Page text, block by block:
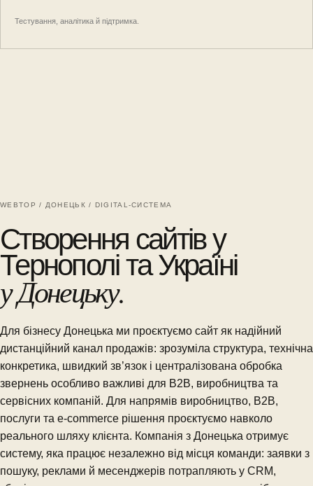
Тестування, аналітика й підтримка.
WEBTOP / ДОНЕЦЬК / DIGITAL-СИСТЕМА
Створення сайтів у
Тернополі та Україні
у Донецьку.
Для бізнесу Донецька ми проєктуємо сайт як надійний
дистанційний канал продажів: зрозуміла структура, технічна
конкретика, швидкий зв’язок і централізована обробка
звернень особливо важливі для B2B, виробництва та
сервісних компаній. Для напрямів виробництво, B2B,
послуги та e-commerce рішення проєктуємо навколо
реального шляху клієнта. Компанія з Донецька отримує
систему, яка працює незалежно від місця команди: заявки з
пошуку, реклами й месенджерів потрапляють у CRM,